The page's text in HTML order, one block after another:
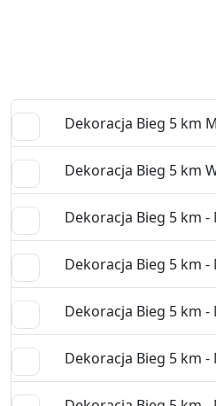
Dekoracja Bieg 5 km
Dekoracja Bieg 5 km
Dekoracja Bieg 5 km -
Dekoracja Bieg 5 km -
Dekoracja Bieg 5 km -
Dekoracja Bieg 5 km -